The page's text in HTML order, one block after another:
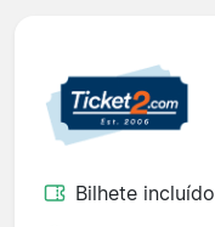
Bilhete incluído